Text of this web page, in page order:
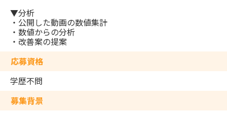
▼分析
・公開した動画の数値集計
・数値からの分析
・改善案の提案
応募資格
学歴不問
募集背景